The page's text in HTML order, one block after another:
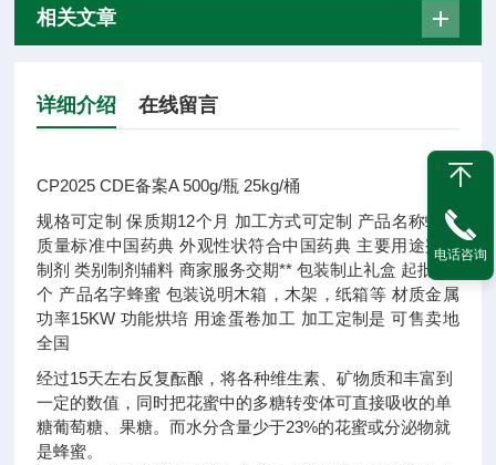
相关文章
详细介绍 在线留言
CP2025 CDE备案A 500g/瓶 25kg/桶
规格可定制 保质期12个月 加工方式可定制 产品名称蜂蜜
质量标准中国药典 外观性状符合中国药典 主要用途蜜丸
制剂 类别制剂辅料 商家服务交期** 包装制止礼盒 起批量
个 产品名字蜂蜜 包装说明木箱，木架，纸箱等 材质金属
功率15KW 功能烘培 用途蛋卷加工 加工定制 是 可售卖地
全国
经过15天左右反复酝酿，将各种维生素、矿物质和丰富到
一定的数值，同时把花蜜中的多糖转变体可直接吸收的单
糖葡萄糖、果糖。而水分含量少于23%的花蜜或分泌物就
是蜂蜜。
电话咨询